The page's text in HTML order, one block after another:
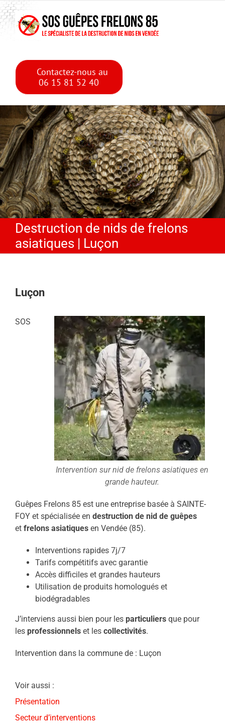
Skip to main content
Skip
to
content
Contactez-nous au
06 15 81 52 40
Destruction de nids de frelons
asiatiques | Luçon
Luçon
Intervention sur nid de frelons asiatiques en
grande hauteur.
SOS
Guêpes Frelons 85 est une entreprise basée à SAINTE-
FOY et spécialisée en destruction de nid de guêpes
et frelons asiatiquesen Vendée (85).
Interventions rapides 7j/7
Tarifs compétitifs avec garantie
Accès difficiles et grandes hauteurs
Utilisation de produits homologués et
biodégradables
J’interviens aussi bien pour les particuliersque pour
les professionnelset les collectivités.
Intervention dans la commune de : Luçon
Voir aussi :
Présentation
Secteur d’interventions